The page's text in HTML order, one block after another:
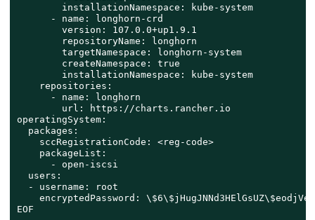
        installationNamespace: kube-system
      - name: longhorn-crd
        version: 107.0.0+up1.9.1
        repositoryName: longhorn
        targetNamespace: longhorn-system
        createNamespace: true
        installationNamespace: kube-system
    repositories:
      - name: longhorn
        url: https://charts.rancher.io
operatingSystem:
  packages:
    sccRegistrationCode: <reg-code>
    packageList:
      - open-iscsi
  users:
  - username: root
encryptedPassword:
EOF